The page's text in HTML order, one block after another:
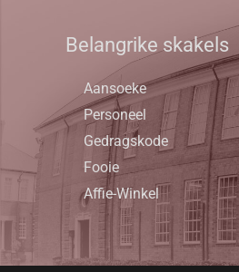
Belangrike skakels
Aansoeke
Personeel
Gedragskode
Fooie
Affie-Winkel